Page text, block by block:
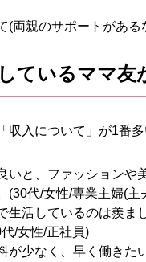
(両親のサポートがある
ているママ友
収入について」が1番多
いと、ファッション
(30代/女性/専業主婦(主
生活しているのは羨
/女性/正社員)
が少なく、早く働き